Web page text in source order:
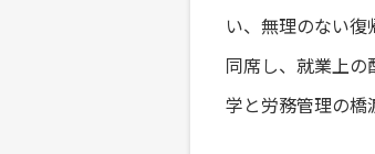
い、無理のない
同席し、就業上
学と労務管理の橋